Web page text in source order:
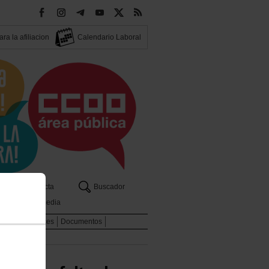
la afiliacion Calendario Laboral
Contacta
Buscador
Multimedia
Enlaces
Documentos